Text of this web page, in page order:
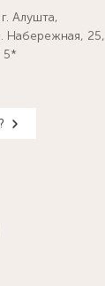
Алушта,
Набережная, 25,
5*